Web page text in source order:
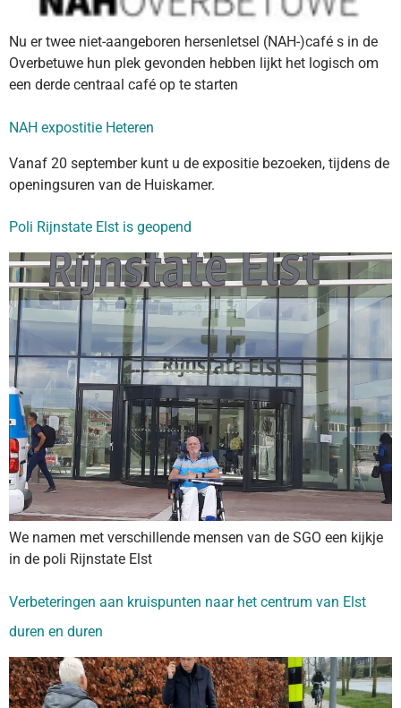
Nu er twee niet-aangeboren hersenletsel (NAH-)café s in de
Overbetuwe hun plek gevonden hebben lijkt het logisch om
een derde centraal café op te starten
NAH expostitie Heteren
Vanaf 20 september kunt u de expositie bezoeken, tijdens de
openingsuren van de Huiskamer.
Poli Rijnstate Elst is geopend
We namen met verschillende mensen van de SGO een kijkje
in de poli Rijnstate Elst
Verbeteringen aan kruispunten naar het centrum van Elst
duren en duren